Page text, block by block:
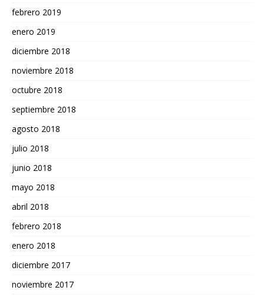
febrero 2019
enero 2019
diciembre 2018
noviembre 2018
octubre 2018
septiembre 2018
agosto 2018
julio 2018
junio 2018
mayo 2018
abril 2018
febrero 2018
enero 2018
diciembre 2017
noviembre 2017